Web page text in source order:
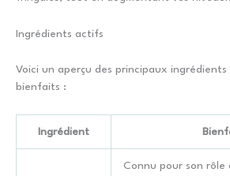
Ingrédients actifs
Voici un aperçu des principaux ingrédients
bienfaits :
Ingrédient
Connu pour son rôle